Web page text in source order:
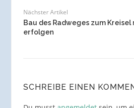
Nächster Artikel
Bau des Radweges zum Kreisel
erfolgen
SCHREIBE EINEN